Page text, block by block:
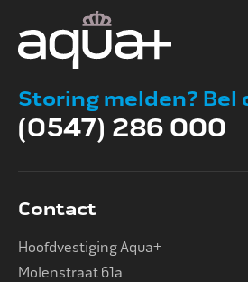
Storing melden? Bel
(0547) 286 000
Contact
Hoofdvestiging Aqua+
Molenstraat 61a